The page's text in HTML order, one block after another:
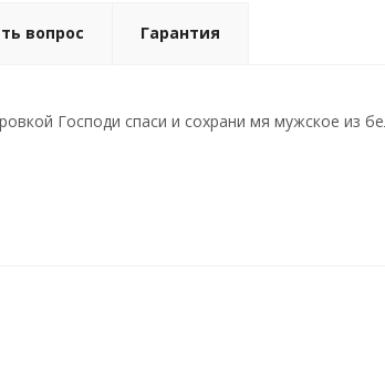
вопрос Гарантия
Господи спаси и сохрани мя мужское из